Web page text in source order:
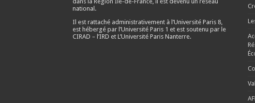
national.
Il est rattaché administrativement à l’Université Paris 8,
est hébergé par l’Université Paris 1 et est soutenu par le
CIRAD – l’IRD et L’Université Paris Nanterre.